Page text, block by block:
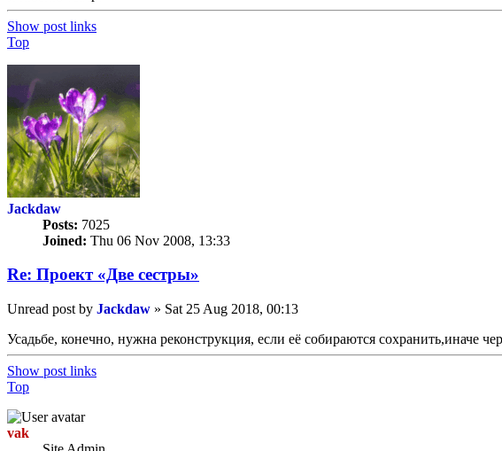
Show post links
Top
Jackdaw
Posts: 7025
Joined: Thu 06 Nov 2008, 13:33
Re: Проект «Две сестры»
Unread post by Jackdaw » Sat 25 Aug 2018, 00:13
Усадьбе, конечно, нужна реконструкция, если её собираются сохранить,иначе
Show post links
Top
vak